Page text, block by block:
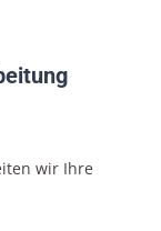
wir Ihre